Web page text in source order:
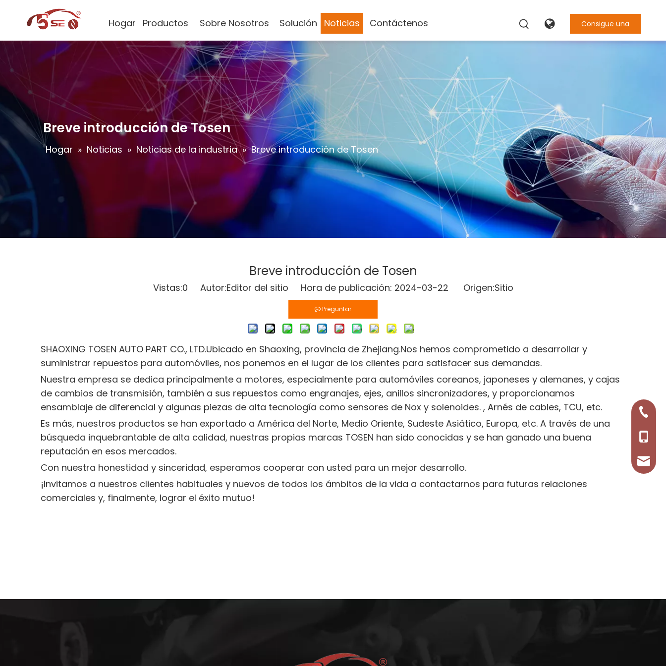
Hogar Productos Sobre Nosotros Solución Noticias Contáctenos
Consigue una
cotización
Breve introducción de Tosen
Hogar » Noticias » Noticias de la industria » Breve introducción de Tosen
Breve introducción de Tosen
Vistas:0 Autor:Editor del sitio Hora de publicación: 2024-03-22 Origen:Sitio
Preguntar
SHAOXING TOSEN AUTO PART CO., LTD.Ubicado en Shaoxing, provincia de Zhejiang.Nos hemos comprometido a desarrollar y
suministrar repuestos para automóviles, nos ponemos en el lugar de los clientes para satisfacer sus demandas.
Nuestra empresa se dedica principalmente a motores, especialmente para automóviles coreanos, japoneses y alemanes, y cajas
de cambios de transmisión, también a sus repuestos como engranajes, ejes, anillos sincronizadores, y proporcionamos
ensamblaje de diferencial y algunas piezas de alta tecnología como sensores de Nox y solenoides. , Arnés de cables, TCU, etc.
Es más, nuestros productos se han exportado a América del Norte, Medio Oriente, Sudeste Asiático, Europa, etc. A través de una
búsqueda inquebrantable de alta calidad, nuestras propias marcas TOSEN han sido conocidas y se han ganado una buena
reputación en esos mercados.
Con nuestra honestidad y sinceridad, esperamos cooperar con usted para un mejor desarrollo.
¡Invitamos a nuestros clientes habituales y nuevos de todos los ámbitos de la vida a contactarnos para futuras relaciones
comerciales y, finalmente, lograr el éxito mutuo!
+86-